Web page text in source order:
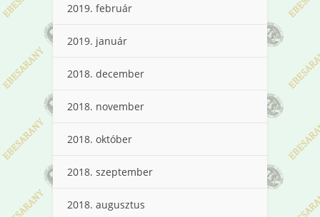
2019. február
2019. január
2018. december
2018. november
2018. október
2018. szeptember
2018. augusztus